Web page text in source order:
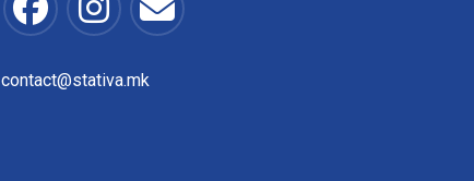
contact@stativa.mk